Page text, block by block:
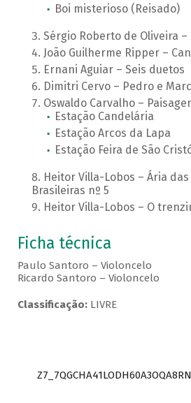
Boi misterioso (Reisado)
Sérgio Roberto de Oliveira –
João Guilherme Ripper –
Ernani Aguiar – Seis duetos
Dimitri Cervo – Pedro e
Oswaldo Carvalho –
Estação Candelária
Estação Arcos da Lapa
Estação Feira de São
Heitor Villa-Lobos – Ária
Brasileiras nº 5
Heitor Villa-Lobos – O
Ficha técnica
Paulo Santoro – Violoncelo
Ricardo Santoro – Violoncelo
Classificação:LIVRE